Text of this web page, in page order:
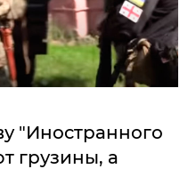
"Иностранного
грузины, а